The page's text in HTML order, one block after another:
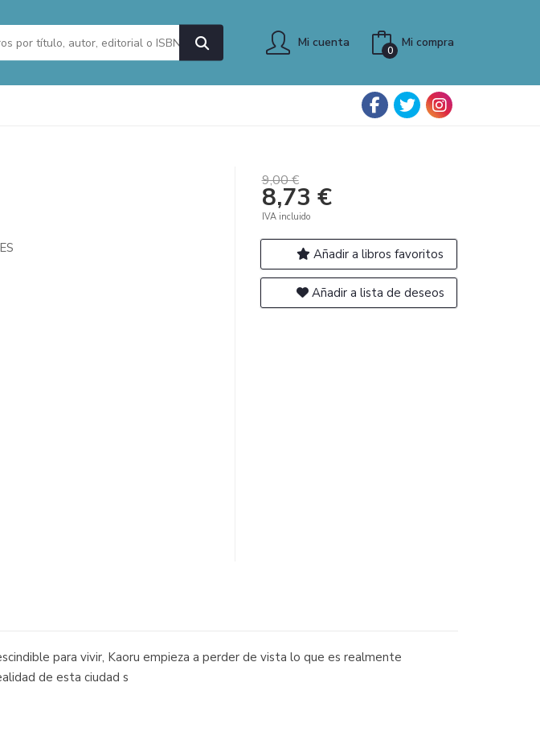
Mi cuenta Mi compra
0
9,00 €
8,73 €
IVA incluido
Añadir a libros favoritos
Añadir a lista de deseos
para vivir, Kaoru empieza a perder de vista lo que es realmente
de esta ciudad s